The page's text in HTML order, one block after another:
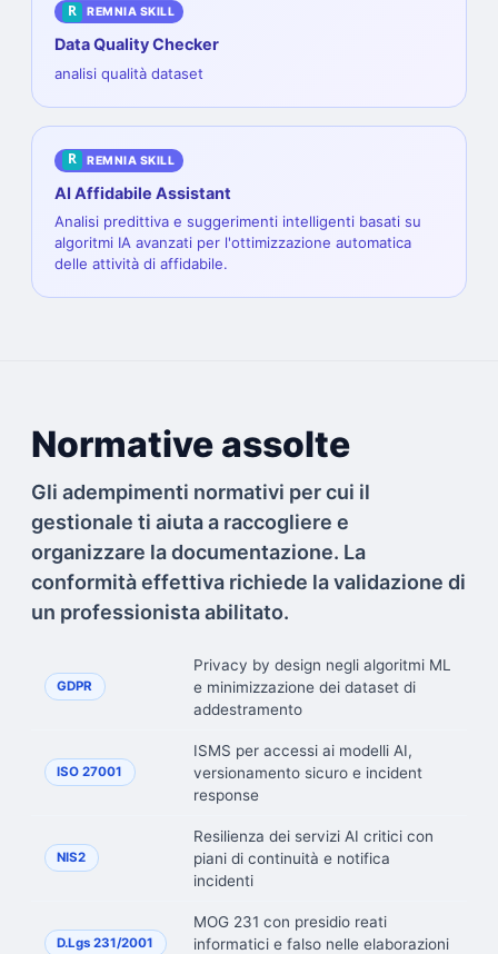
R REMNIA SKILL
Data Quality Checker
analisi qualità dataset
R REMNIA SKILL
AI Affidabile Assistant
Analisi predittiva e suggerimenti intelligenti basati su
algoritmi IA avanzati per l'ottimizzazione automatica
delle attività di affidabile.
Normative assolte
Gli adempimenti normativi per cui il
gestionale ti aiuta a raccogliere e
organizzare la documentazione. La
conformità effettiva richiede la validazione di
un professionista abilitato.
GDPR
Privacy by design negli algoritmi ML
e minimizzazione dei dataset di
addestramento
ISO 27001
ISMS per accessi ai modelli AI,
versionamento sicuro e incident
response
NIS2
Resilienza dei servizi AI critici con
piani di continuità e notifica
incidenti
D.Lgs 231/2001
MOG 231 con presidio reati
informatici e falso nelle elaborazioni